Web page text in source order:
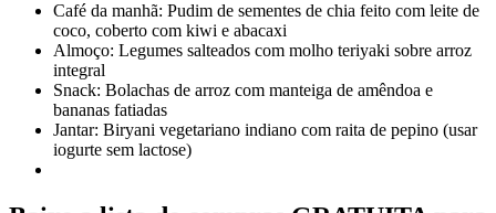
Café da manhã: Pudim de sementes de chia feito com leite de
coco, coberto com kiwi e abacaxi
Almoço: Legumes salteados com molho teriyaki sobre arroz
integral
Snack: Bolachas de arroz com manteiga de amêndoa e
bananas fatiadas
Jantar: Biryani vegetariano indiano com raita de pepino (usar
iogurte sem lactose)